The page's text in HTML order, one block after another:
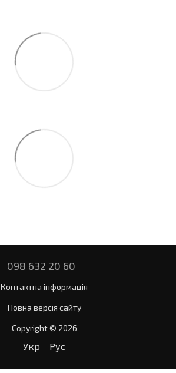
098 632 20 60
Контактна інформація
Повна версія сайту
Copyright © 2026
Укр Рус